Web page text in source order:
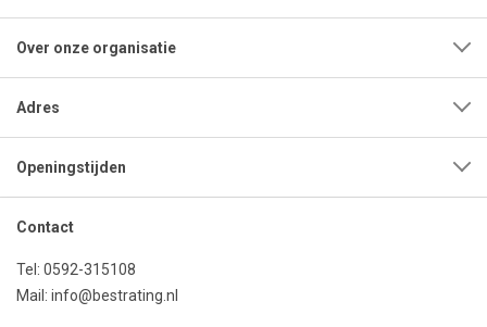
Over onze organisatie
Adres
Openingstijden
Contact
Tel: 0592-315108
Mail: info@bestrating.nl